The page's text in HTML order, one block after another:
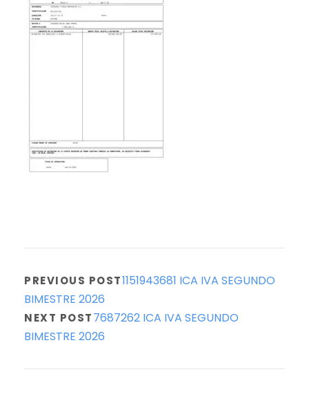
PREVIOUS POST1151943681 ICA IVA SEGUNDO
BIMESTRE 2026
NEXT POST7687262 ICA IVA SEGUNDO
BIMESTRE 2026